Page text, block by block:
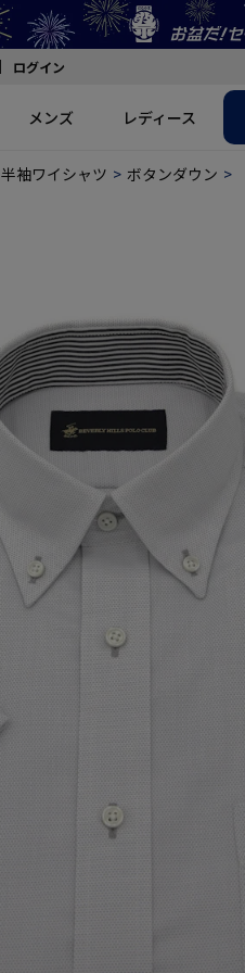
ログイン
メンズ レディース
半袖ワイシャツ ボタンダウン